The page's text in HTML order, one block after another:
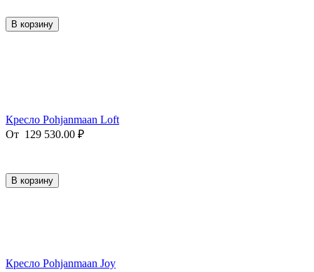
В корзину
Кресло Pohjanmaan Loft
От 129 530.00 ₽
В корзину
Кресло Pohjanmaan Joy